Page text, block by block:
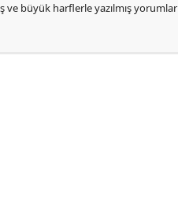
ve büyük harflerle yazılmış yorumlar